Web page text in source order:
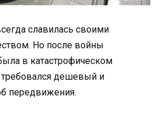
славилась своими
Но после войны
в катастрофическом
дешевый и
передвижения.